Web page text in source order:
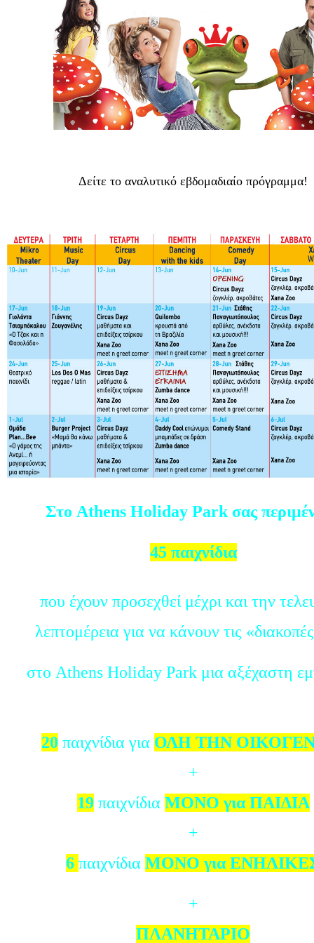
Δείτε το αναλυτικό εβδομαδιαίο πρόγραμμα!
Στο Athens Holiday Park σας
45 παιχνίδια
που έχουν προσεχθεί μέχρι και την
λεπτομέρεια για να κάνουν τις
στο Athens Holiday Park μια αξέχαστη
20 παιχνίδια για ΟΛΗ ΤΗΝ
+
19παιχνίδια ΜΟΝΟ για ΠΑΙΔΙΑ
+
6 παιχνίδια ΜΟΝΟ για
+
ΠΛΑΝΗΤΑΡΙΟ